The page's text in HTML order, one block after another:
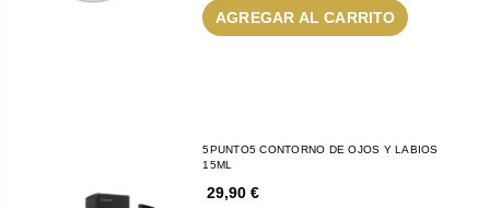
AGREGAR AL CARRITO
5PUNTO5 CONTORNO DE OJOS Y LABIOS
15ML
29,90 €